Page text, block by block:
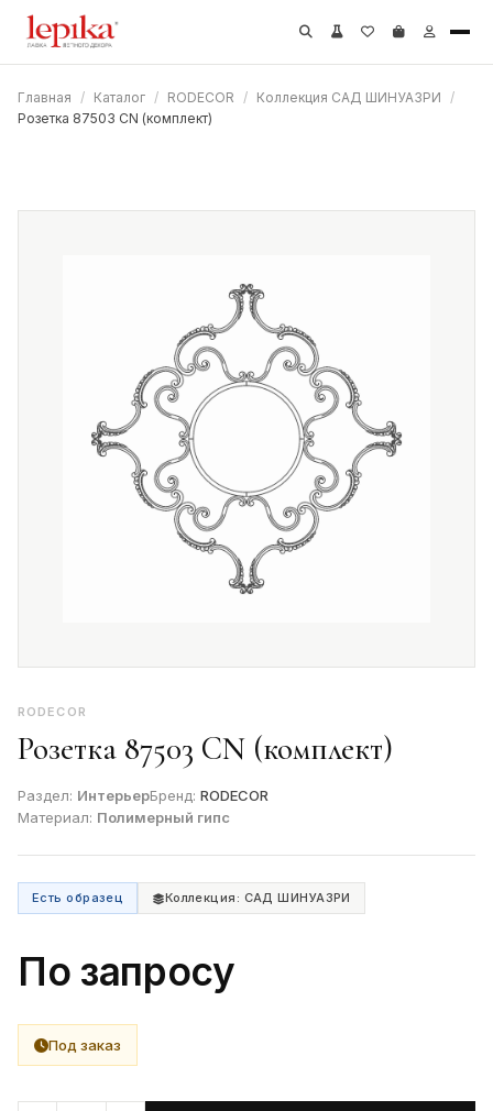
Главная / Каталог / RODECOR / Коллекция САД ШИНУАЗРИ /
Розетка 87503 CN (комплект)
RODECOR
Розетка 87503 CN (комплект)
Раздел: ИнтерьерБренд: RODECOR
Материал: Полимерный гипс
Есть образец Коллекция: САД ШИНУАЗРИ
По запросу
Под заказ